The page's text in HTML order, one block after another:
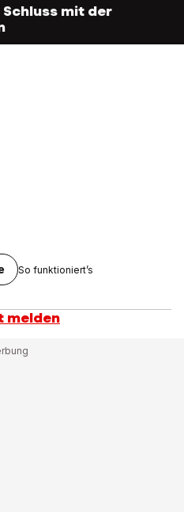
Schluss mit der
So funktioniert’s
melden